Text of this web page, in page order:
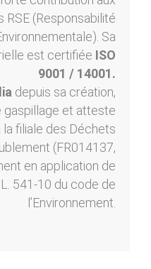
RSE (Responsabilité
Sa
est certifiée ISO
9001 / 14001.
depuis sa création,
gaspillage et atteste
filiale des Déchets
(FR014137,
en application de
L. 541-10 du code de
l’Environnement.